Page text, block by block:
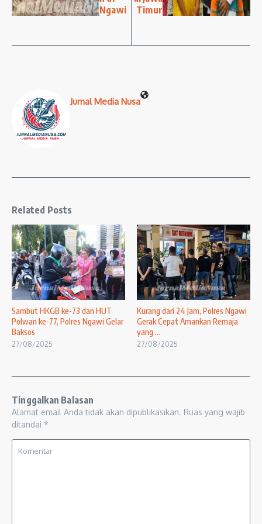
Ngawi
Timur
Jurnal Media Nusa
Related Posts
Sambut HKGB ke-73 dan HUT
Polwan ke-77, Polres Ngawi Gelar
Baksos
27/08/2025
Kurang dari 24 Jam, Polres Ngawi
Gerak Cepat Amankan Remaja
yang ...
27/08/2025
Tinggalkan Balasan
Alamat email Anda tidak akan dipublikasikan. Ruas yang wajib
ditandai *